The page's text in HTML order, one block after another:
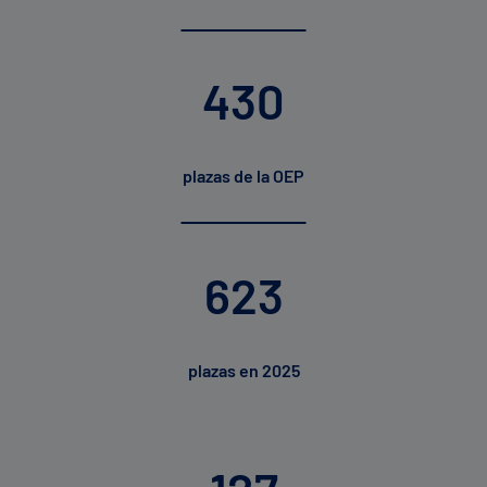
430
plazas de la OEP
623
plazas en 2025